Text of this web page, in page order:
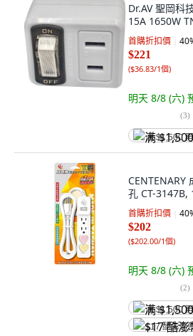
Dr.AV 聖岡科
15A 1650W
首購折扣價 40
$221
($36.83/1個)
明天 8/8 (六)
(3)
满 $1,500
CENTENARY
孔 CT-
首購折扣價 40
$202
($202.00/1個)
明天 8/8 (六)
(2)
满 $1,500
$17 酷澎幣